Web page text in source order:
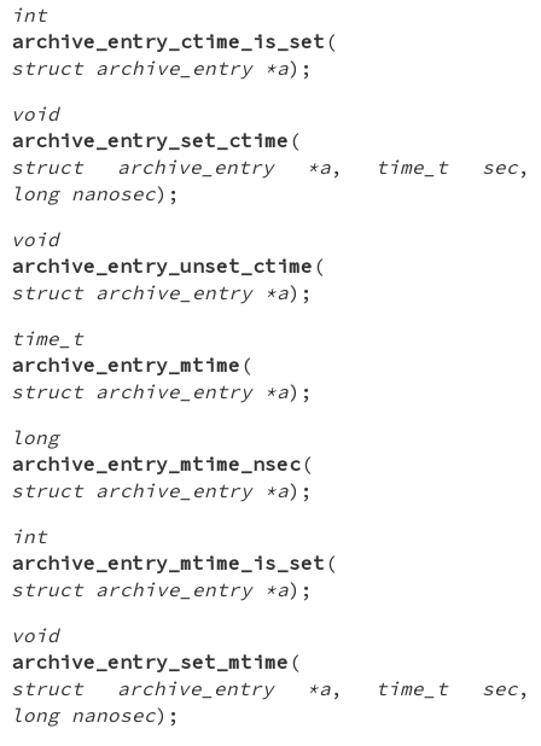
int
archive_entry_ctime_is_set (
struct archive_entry *a);
void
archive_entry_set_ctime (
struct archive_entry *a, time_t sec,
long nanosec);
void
archive_entry_unset_ctime (
struct archive_entry *a);
time_t
archive_entry_mtime (
struct archive_entry *a);
long
archive_entry_mtime_nsec(
struct archive_entry *a);
int
archive_entry_mtime_is_set (
struct archive_entry *a);
void
archive_entry_set_mtime (
struct archive_entry *a, time_t sec,
long nanosec);